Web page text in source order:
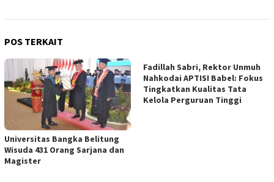
POS TERKAIT
Universitas Bangka Belitung
Wisuda 431 Orang Sarjana dan
Magister
Fadillah Sabri, Rektor Unmuh
Nahkodai APTISI Babel: Fokus
Tingkatkan Kualitas Tata
Kelola Perguruan Tinggi